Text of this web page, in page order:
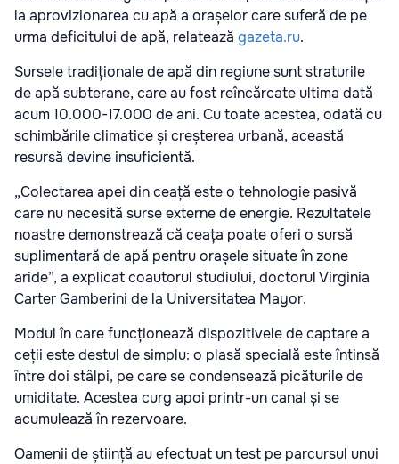
la aprovizionarea cu apă a orașelor care suferă de pe
urma deficitului de apă, relatează gazeta.ru.
Sursele tradiționale de apă din regiune sunt straturile
de apă subterane, care au fost reîncărcate ultima dată
acum 10.000-17.000 de ani. Cu toate acestea, odată cu
schimbările climatice și creșterea urbană, această
resursă devine insuficientă.
„Colectarea apei din ceață este o tehnologie pasivă
care nu necesită surse externe de energie. Rezultatele
noastre demonstrează că ceața poate oferi o sursă
suplimentară de apă pentru orașele situate în zone
aride”, a explicat coautorul studiului, doctorul Virginia
Carter Gamberini de la Universitatea Mayor.
Modul în care funcționează dispozitivele de captare a
ceții este destul de simplu: o plasă specială este întinsă
între doi stâlpi, pe care se condensează picăturile de
umiditate. Acestea curg apoi printr-un canal și se
acumulează în rezervoare.
Oamenii de știință au efectuat un test pe parcursul unui